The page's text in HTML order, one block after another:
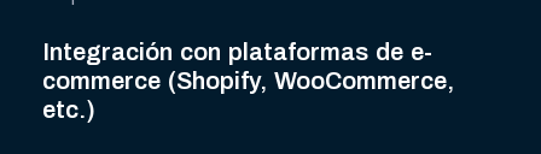
Integración con plataformas de e-
commerce (Shopify, WooCommerce,
etc.)